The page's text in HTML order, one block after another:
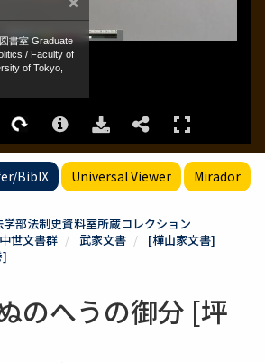
BibIX Universal Viewer Mirador
部法制史資料室所蔵コレクション
中世文書群 武家文書
[樺山家文書]
]
のへうの御分 [坪